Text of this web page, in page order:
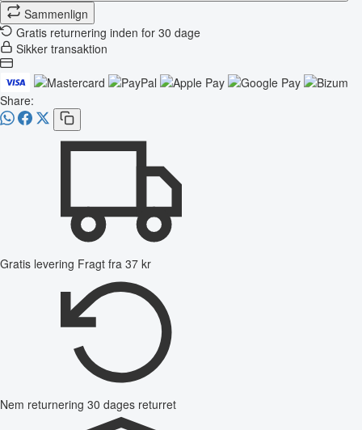
Sammenlign
Gratis returnering inden for 30 dage
Sikker transaktion
Share:
Gratis levering Fragt fra 37 kr
Nem returnering 30 dages returret